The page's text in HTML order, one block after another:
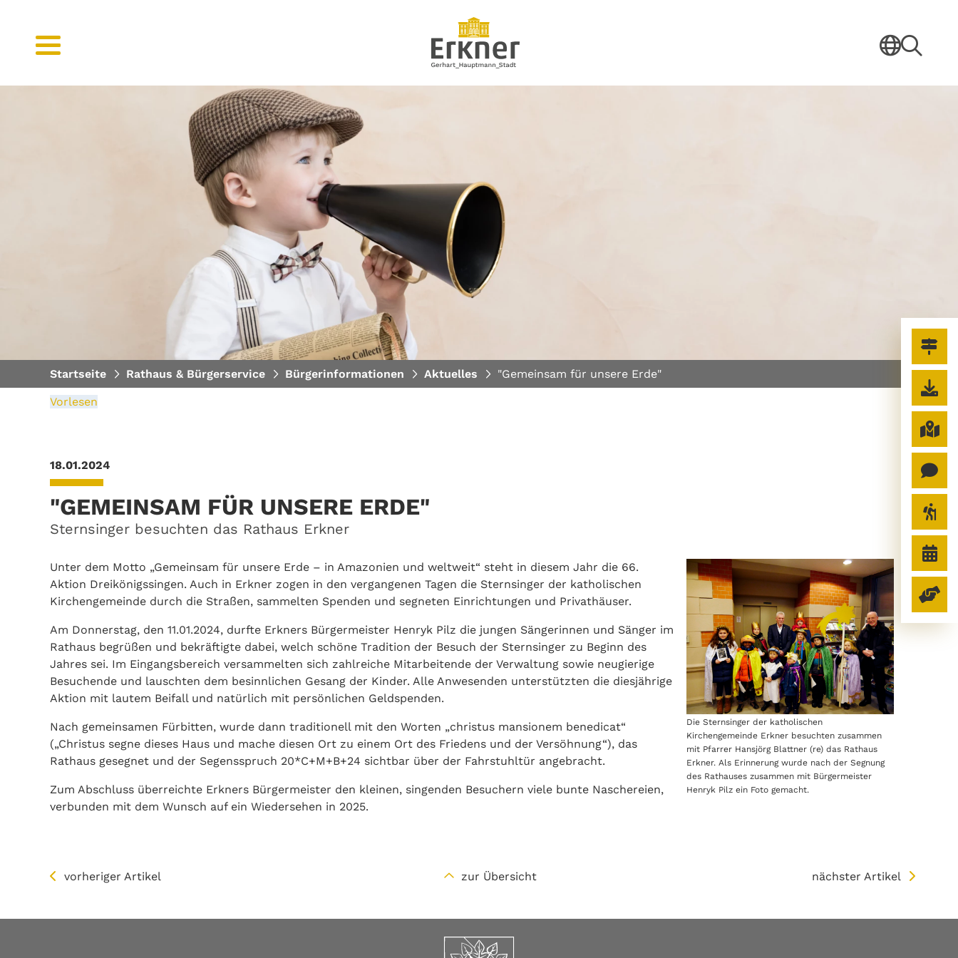
Startseite Rathaus & Bürgerservice Bürgerinformationen Aktuelles "Gemeinsam für unsere Erde"
Vorlesen
18.01.2024
"GEMEINSAM FÜR UNSERE ERDE"
Sternsinger besuchten das Rathaus Erkner
Unter dem Motto „Gemeinsam für unsere Erde – in Amazonien und weltweit“ steht in diesem Jahr die 66.
Aktion Dreikönigssingen. Auch in Erkner zogen in den vergangenen Tagen die Sternsinger der katholischen
Kirchengemeinde durch die Straßen, sammelten Spenden und segneten Einrichtungen und Privathäuser.
Am Donnerstag, den 11.01.2024, durfte Erkners Bürgermeister Henryk Pilz die jungen Sängerinnen und Sänger im
Rathaus begrüßen und bekräftigte dabei, welch schöne Tradition der Besuch der Sternsinger zu Beginn des
Jahres sei. Im Eingangsbereich versammelten sich zahlreiche Mitarbeitende der Verwaltung sowie neugierige
Besuchende und lauschten dem besinnlichen Gesang der Kinder. Alle Anwesenden unterstützten die diesjährige
Aktion mit lautem Beifall und natürlich mit persönlichen Geldspenden.
Nach gemeinsamen Fürbitten, wurde dann traditionell mit den Worten „christus mansionem benedicat“
(„Christus segne dieses Haus und mache diesen Ort zu einem Ort des Friedens und der Versöhnung“), das
Rathaus gesegnet und der Segensspruch 20*C+M+B+24 sichtbar über der Fahrstuhltür angebracht.
Zum Abschluss überreichte Erkners Bürgermeister den kleinen, singenden Besuchern viele bunte Naschereien,
verbunden mit dem Wunsch auf ein Wiedersehen in 2025.
Die Sternsinger der katholischen
Kirchengemeinde Erkner besuchten zusammen
mit Pfarrer Hansjörg Blattner (re) das Rathaus
Erkner. Als Erinnerung wurde nach der Segnung
des Rathauses zusammen mit Bürgermeister
Henryk Pilz ein Foto gemacht.
vorheriger Artikel zur Übersicht nächster Artikel